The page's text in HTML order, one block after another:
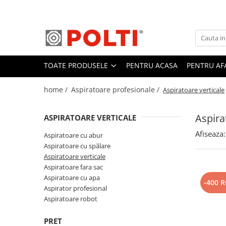
Toate Produsele
Aparate Medicale
Aspiratoare profesionale
Aspiratoare cu abur
Aspiratoare cu spălare
Aspiratoare cu apa
Aspirator profesional
Aspiratoare robot
Masa | Statie de calcat
Aparate de calcat vertical
Mese de calcat profesionale
TOATE PRODUSELE PENTRU ACASA PENTRU
home / Aspiratoare profesionale / Aspiratoare verticale
ASPIRATOARE VERTICALE
Aspiratoare cu abur
Aspiratoare cu spălare
Aspiratoare verticale
Aspiratoare fara sac
Aspiratoare cu apa
Aspirator profesional
Aspiratoare robot
PRET
Afiseaza:
-400